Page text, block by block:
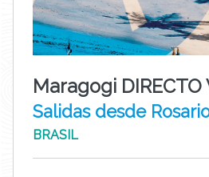
Maragogi DIRECTO
Salidas desde
BRASIL